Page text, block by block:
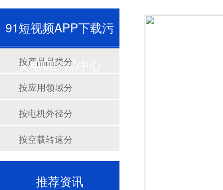
91短视频APP下载污
黄电机产品中心
按产品品类分
按应用领域分
按电机外径分
按空载转速分
推荐资讯